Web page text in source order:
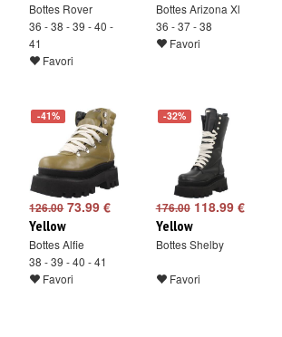
Bottes Rover
36 - 38 - 39 - 40 -
41
Favori
Bottes Arizona Xl
36 - 37 - 38
Favori
-41%
126.0073.99 €
Yellow
Bottes Alfie
38 - 39 - 40 - 41
Favori
-32%
176.00118.99 €
Yellow
Bottes Shelby
Favori